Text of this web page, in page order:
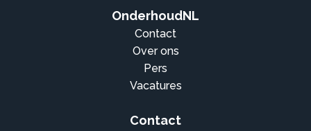
OnderhoudNL
Contact
Over ons
Pers
Vacatures
Contact